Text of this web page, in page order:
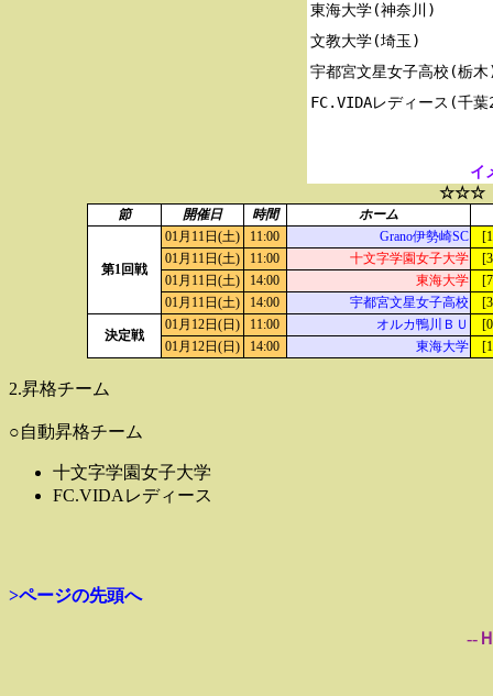
東海大学(神奈川)
文教大学(埼玉)
宇都宮文星女子高校(栃
イ
☆☆☆
節 開催日 時間 ホーム
第1回戦
01月11日(土) 11:00 Grano伊勢崎SC
01月11日(土)
11:00 十文字学園女子大学
01月11日(土)
14:00 東海大学
01月11日(土)
14:00 宇都宮文星女子高校
決定戦
01月12日(日) 11:00 オルカ鴨川ＢＵ
01月12日(日)
14:00 東海大学
2.昇格チーム
○自動昇格チーム
十文字学園女子大学
FC.VIDAレディース
>ページの先頭へ
--